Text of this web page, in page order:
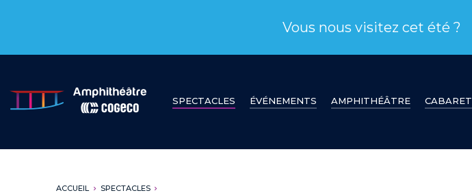
Vous nous visitez cet été ?
SPECTACLES ÉVÉNEMENTS AMPHITHÉÂTRE CABARET
ACCUEIL SPECTACLES